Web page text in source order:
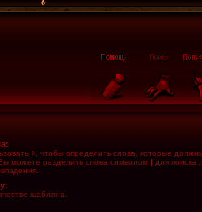
+ , чтобы определить слова, которые
можете разделить слова символом | для поиска
шаблона.